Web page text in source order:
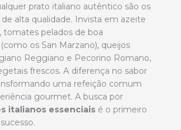
prato italiano autêntico são os
alta qualidade. Invista em azeite
tomates pelados de boa
os San Marzano), queijos
Reggiano e Pecorino Romano,
frescos. A diferença no sabor
uma refeição comum
gourmet. A busca por
italianos essenciais é o primeiro